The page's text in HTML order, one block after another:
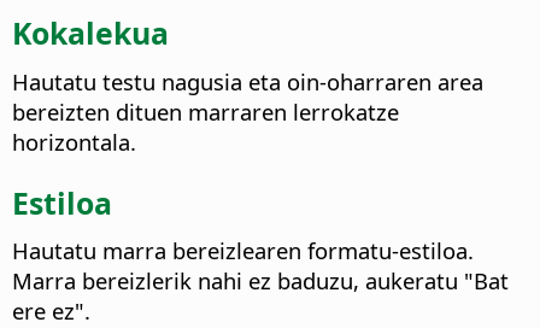
Kokalekua
Hautatu testu nagusia eta oin-oharraren area
bereizten dituen marraren lerrokatze
horizontala.
Estiloa
Hautatu marra bereizlearen formatu-estiloa.
Marra bereizlerik nahi ez baduzu, aukeratu "Bat
ere ez".